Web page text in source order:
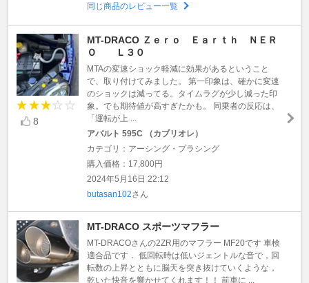
同じ商品のレビュー一覧
8
MT-DRACO Ｚｅｒｏ Ｅａｒｔｈ ＮＥＲ
Ｏ Ｌ３０
MTAの変速ショック軽減に効果があるということ
で、取り付けてみました。 第一印象は、確かに変速
のショックは減ってる。タイムラグが少し減った印
象。でも期待値が高すぎたかも。 同乗者の反応は、
「運転が上 ...
アバルト 595C （カブリオレ）
カテゴリ：アーシング・プラシング
購入価格：17,800円
2024年5月16日 22:12
butasan102さん
MT-DRACO スポーツマフラー
MT-DRACOさんの2ZR用のマフラー MF20です 車検
適合品です． 低回転時は低いジェントルな音で，回
転数の上昇とともに脳天を突き抜けていくような，
乾いた快音を響かせてくれます！！ 前車に ...